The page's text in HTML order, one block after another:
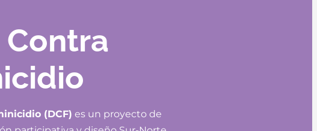
Contra
(DCF) es un proyecto de